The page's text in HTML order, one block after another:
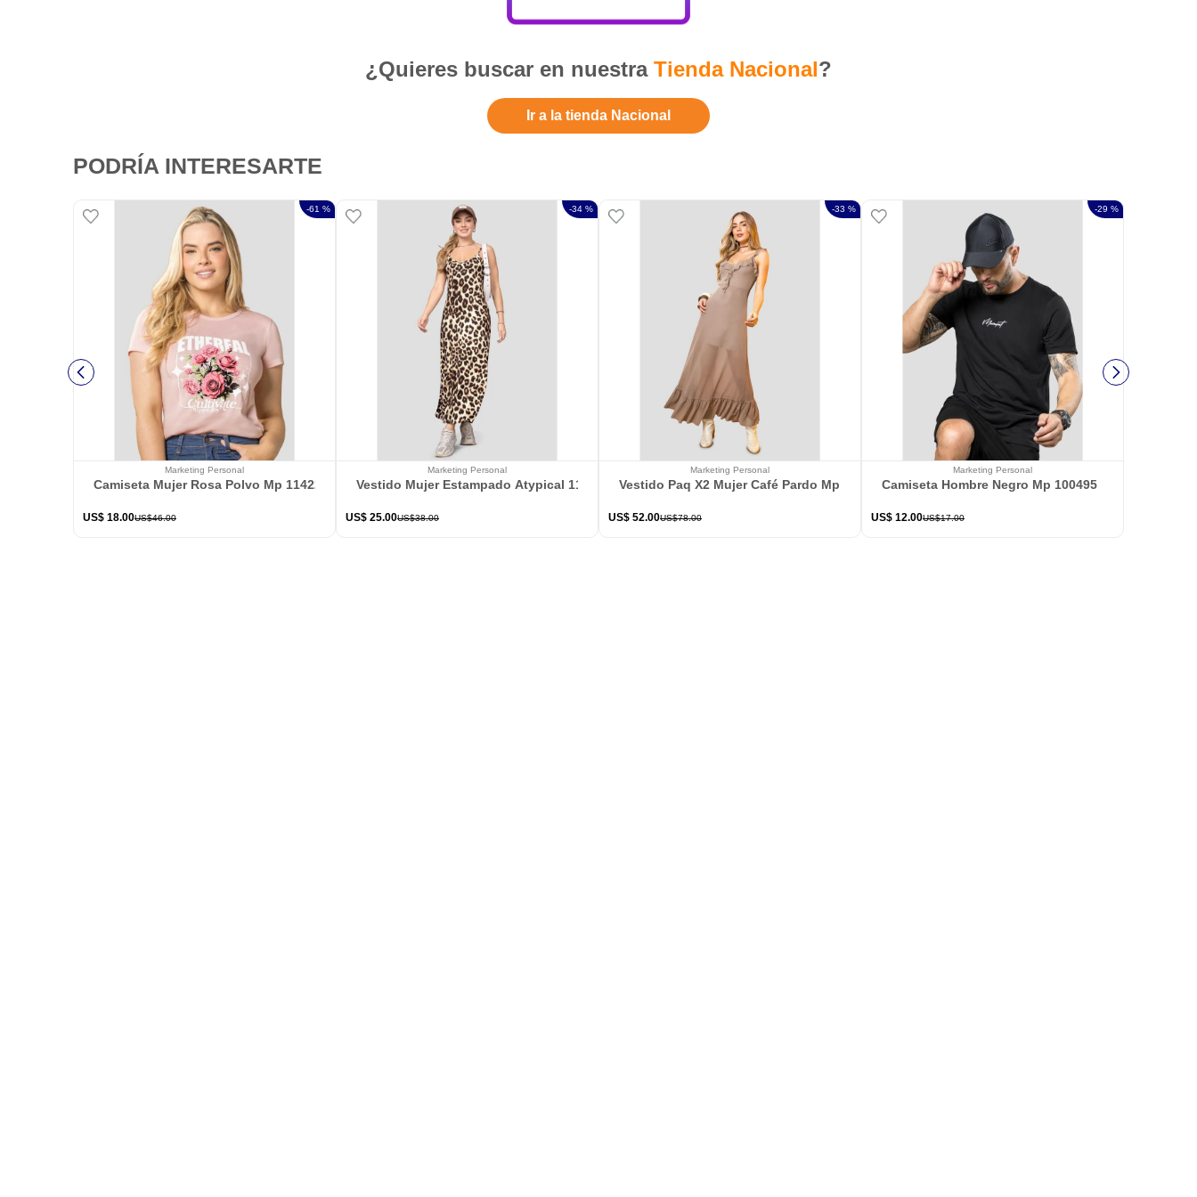
¿Quieres buscar en nuestra Tienda Nacional?
Ir a la tienda Nacional
PODRÍA INTERESARTE
-61 %
Marketing Personal
Camiseta Mujer Rosa Polvo Mp 114226
US$46.00
US$ 18.00
-34 %
Marketing Personal
Vestido Mujer Estampado Atypical 113802
US$38.00
US$ 25.00
-33 %
Marketing Personal
Vestido Paq X2 Mujer Café Pardo Mp 114363
US$78.00
US$ 52.00
-29 %
Marketing Personal
Camiseta Hombre Negro Mp 100495
US$17.00
US$ 12.00